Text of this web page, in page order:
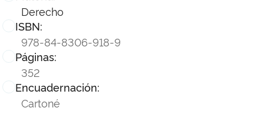
Derecho
ISBN:
978-84-8306-918-9
Páginas:
352
Encuadernación:
Cartoné